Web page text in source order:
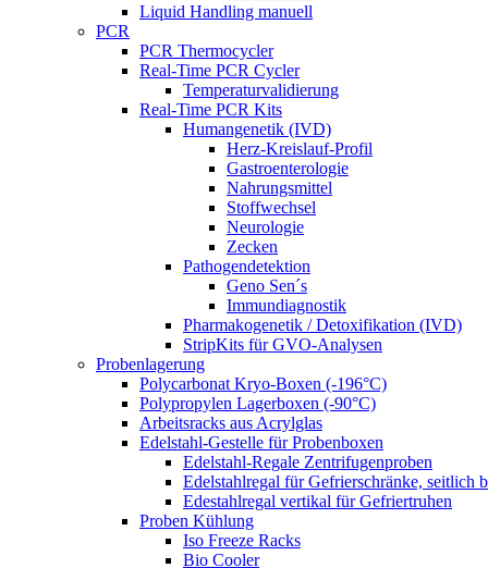
Liquid Handling manuell
PCR
PCR Thermocycler
Real-Time PCR Cycler
Temperaturvalidierung
Real-Time PCR Kits
Humangenetik (IVD)
Herz-Kreislauf-Profil
Gastroenterologie
Nahrungsmittel
Stoffwechsel
Neurologie
Zecken
Pathogendetektion
Geno Sen´s
Immundiagnostik
Pharmakogenetik / Detoxifikation (IVD)
StripKits für GVO-Analysen
Probenlagerung
Polycarbonat Kryo-Boxen (-196°C)
Polypropylen Lagerboxen (-90°C)
Arbeitsracks aus Acrylglas
Edelstahl-Gestelle für Probenboxen
Edelstahl-Regale Zentrifugenproben
Edelstahlregal für Gefrierschränke, seitlich
Edestahlregal vertikal für Gefriertruhen
Proben Kühlung
Iso Freeze Racks
Bio Cooler